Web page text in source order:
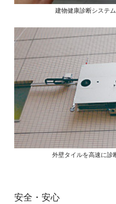
建物健康診断システム
外壁タイルを高速に診
安全・安心